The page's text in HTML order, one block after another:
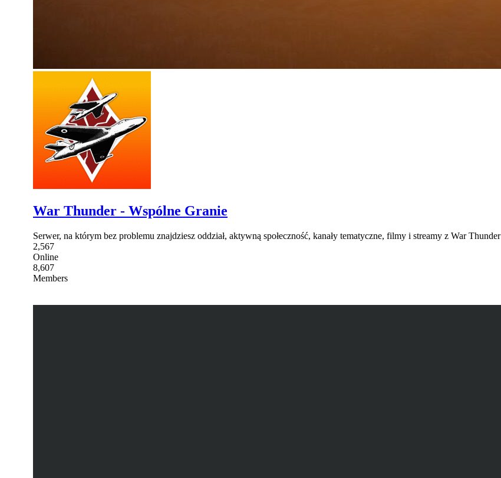
War Thunder - Wspólne Granie
Serwer, na którym bez problemu znajdziesz oddział, aktywną społeczność, kanały tematyczne, filmy i streamy z War Thunder
2,567
Online
8,607
Members